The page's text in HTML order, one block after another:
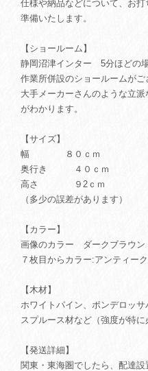
仕様や納品などについて、お
準備いたします。
【ショールーム】
静岡沼津インター 5分ほどの場
作業所併設のショールームがご
大手メーカーさんのような立
がわかります。
【サイズ】
幅 ８０ｃｍ
奥行き ４０ｃｍ
高さ ９2ｃｍ
（多少の誤差があります）
【カラー】
画像のカラー ダークブラウン
７枚目からカラー:アンティーク
【木材】
ホワイトパイン、ポンデロッサ
スプルース材など（強度が特に
【発送詳細】
関東・東海圏でしたら、配達設